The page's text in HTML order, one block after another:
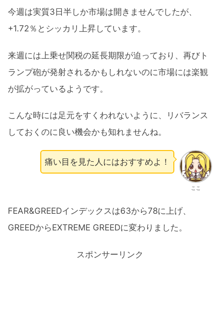
今週は実質3日半しか市場は開きませんでしたが、
+1.72％とシッカリ上昇しています。
来週には上乗せ関税の延長期限が迫っており、再びト
ランプ砲が発射されるかもしれないのに市場には楽観
が拡がっているようです。
こんな時には足元をすくわれないように、リバランス
しておくのに良い機会かも知れませんね。
ここ
痛い目を見た人にはおすすめよ！
FEAR&GREEDインデックスは63から78に上げ、
GREEDからEXTREME GREEDに変わりました。
スポンサーリンク